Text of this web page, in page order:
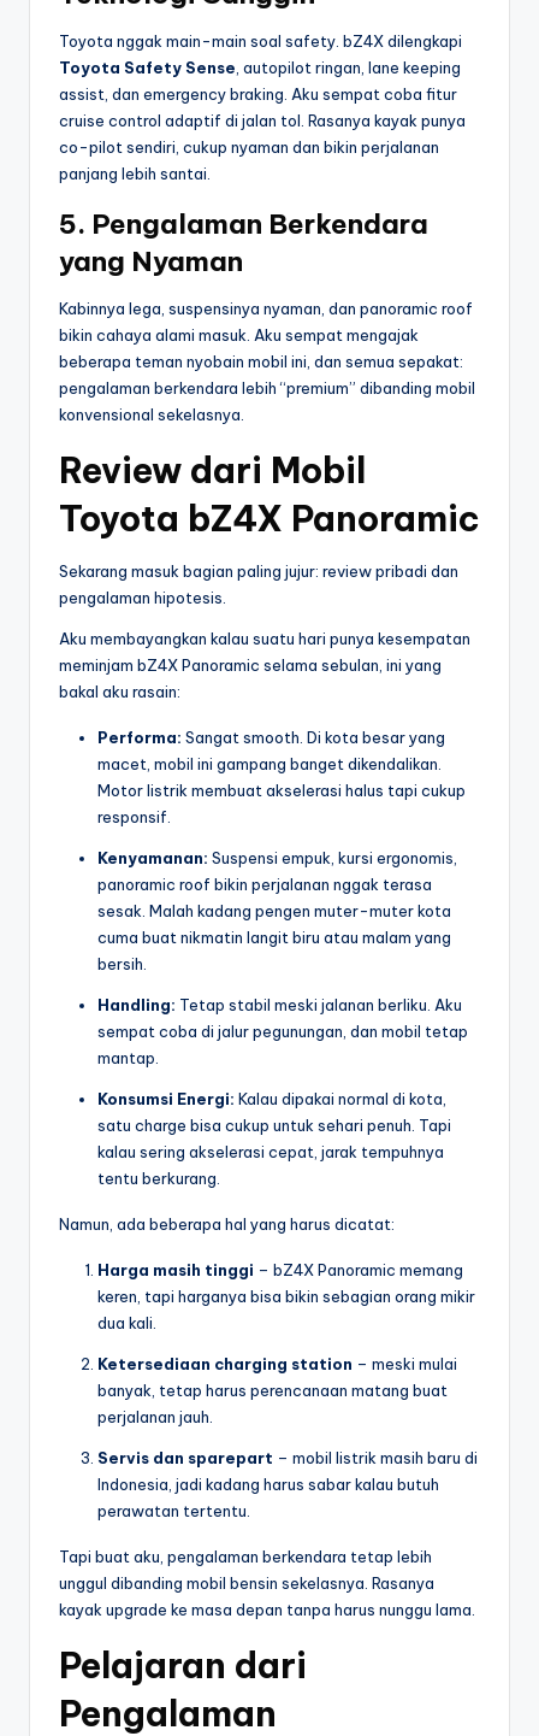
Toyota nggak main-main soal safety. bZ4X dilengkapi
Toyota Safety Sense , autopilot ringan, lane keeping
assist, dan emergency braking. Aku sempat coba fitur
cruise control adaptif di jalan tol. Rasanya kayak punya
co-pilot sendiri, cukup nyaman dan bikin perjalanan
panjang lebih santai.
5. Pengalaman Berkendara
yang Nyaman
Kabinnya lega, suspensinya nyaman, dan panoramic roof
bikin cahaya alami masuk. Aku sempat mengajak
beberapa teman nyobain mobil ini, dan semua sepakat:
pengalaman berkendara lebih “premium” dibanding mobil
konvensional sekelasnya.
Review dari Mobil
Toyota bZ4X Panoramic
Sekarang masuk bagian paling jujur: review pribadi dan
pengalaman hipotesis.
Aku membayangkan kalau suatu hari punya kesempatan
meminjam bZ4X Panoramic selama sebulan, ini yang
bakal aku rasain:
Performa: Sangat smooth. Di kota besar yang
macet, mobil ini gampang banget dikendalikan.
Motor listrik membuat akselerasi halus tapi cukup
responsif.
Kenyamanan: Suspensi empuk, kursi ergonomis,
panoramic roof bikin perjalanan nggak terasa
sesak. Malah kadang pengen muter-muter kota
cuma buat nikmatin langit biru atau malam yang
bersih.
Handling: Tetap stabil meski jalanan berliku. Aku
sempat coba di jalur pegunungan, dan mobil tetap
mantap.
Konsumsi Energi: Kalau dipakai normal di kota,
satu charge bisa cukup untuk sehari penuh. Tapi
kalau sering akselerasi cepat, jarak tempuhnya
tentu berkurang.
Namun, ada beberapa hal yang harus dicatat:
Harga masih tinggi – bZ4X Panoramic memang
keren, tapi harganya bisa bikin sebagian orang mikir
dua kali.
Ketersediaan charging station – meski mulai
banyak, tetap harus perencanaan matang buat
perjalanan jauh.
Servis dan sparepart – mobil listrik masih baru di
Indonesia, jadi kadang harus sabar kalau butuh
perawatan tertentu.
Tapi buat aku, pengalaman berkendara tetap lebih
unggul dibanding mobil bensin sekelasnya. Rasanya
kayak upgrade ke masa depan tanpa harus nunggu lama.
Pelajaran dari
Pengalaman